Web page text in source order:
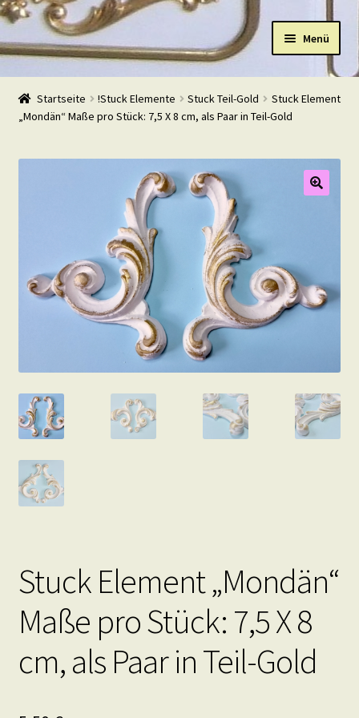
Navigation
Zum
Inhalt
Menü
Start
Shop
Warenkorb
Beispiele
Startseite !Stuck Elemente Stuck Teil-Gold
Stuck Element
„Mondän“ Maße pro Stück: 7,5 X 8 cm, als Paar in Teil-Gold
Stuck Element „Mondän“
Maße pro Stück: 7,5 X 8
cm, als Paar in Teil-Gold